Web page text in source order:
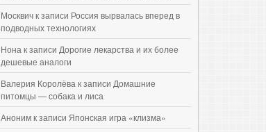
Москвич к записи Россия вырвалась вперед в
подводных технологиях
Нона к записи Дорогие лекарства и их более
дешевые аналоги
Валерия Королёва к записи Домашние
питомцы — собака и лиса
Аноним к записи Японская игра «клизма»